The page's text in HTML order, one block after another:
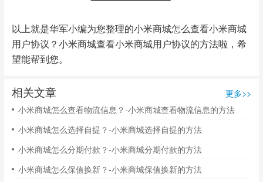
以上就是华军小编为您整理的小米商城怎么查看小米商城
用户协议？小米商城查看小米商城用户协议的方法啦，希
望能帮到您。
相关文章
更多>>
小米商城怎么查看物流信息？-小米商城查看物流信息的方法
小米商城怎么选择自提？-小米商城选择自提的方法
小米商城怎么分期付款？-小米商城分期付款的方法
小米商城怎么保值换新？-小米商城保值换新的方法